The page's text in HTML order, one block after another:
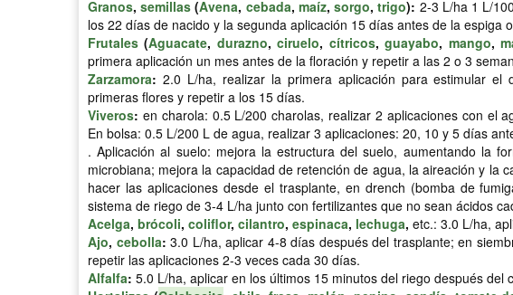
Granos,semillas (Avena, cebada, maíz,sorgo,trigo): 2-3 L/ha 1 L/
los 22 días de nacido y la segunda aplicación 15 días antes de la espiga
Frutales (Aguacate, durazno,ciruelo, cítricos,guayabo, mango,
primera aplicación un mes antes de la floración y repetir a las 2 o 3
Zarzamora: 2.0 L/ha, realizar la primera aplicación para estimular el
primeras flores y repetir a los 15 días.
Viveros: en charola: 0.5 L/200 charolas, realizar 2 aplicaciones con el
En bolsa: 0.5 L/200 L de agua, realizar 3 aplicaciones: 20, 10 y 5 días
. Aplicación al suelo: mejora la estructura del suelo, aumentando la
microbiana; mejora la capacidad de retención de agua, la aireación y la
hacer las aplicaciones desde el trasplante, en drench (bomba de
sistema de riego de 3-4 L/ha junto con fertilizantes que no sean ácidos
Acelga, brócoli, coliflor, cilantro, espinaca, lechuga, etc.: 3.0 L/ha,
Ajo, cebolla: 3.0 L/ha, aplicar 4-8 días después del trasplante; en
repetir las aplicaciones 2-3 veces cada 30 días.
Alfalfa: 5.0 L/ha, aplicar en los últimos 15 minutos del riego después del